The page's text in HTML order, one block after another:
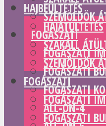
SZEMÖLDÖK
FOGÁSZATI
FOGÁSZATI
FOGÁSZATI
FOGÁSZATI
ALL-ON-4
HAJBEÜLTETÉS
HAJÁTÜLTETÉS
SZAKÁLL
SZEMÖLDÖK
FOGÁSZATI
FOGÁSZATI
FOGÁSZATI